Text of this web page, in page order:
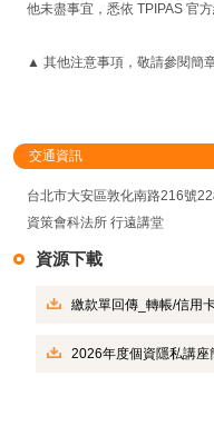
他未盡事宜，悉依 TPIPAS 官
▲ 其他注意事項，敬請參閱簡
交通資訊
台北市大安區敦化南路216號
資策會科法所 行遠講堂
資源下載
繳款單回傳_轉帳/信用
2026年度個資隱私講座